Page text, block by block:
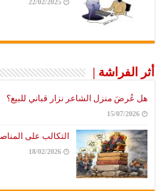
22/02/2025
|
منزل الشاعر نزار قباني للبيع؟
15/07/
التكالب على المناصب!
18/02/2026